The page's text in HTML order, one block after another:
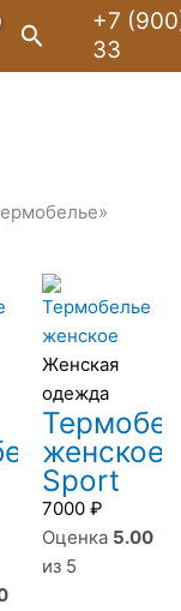
Поиск +7
33
Женская
одежда
женское
Sport
7000 ₽
Оценка 5.00
из 5